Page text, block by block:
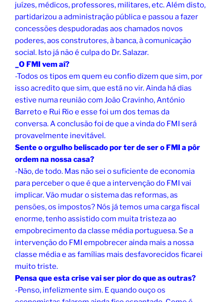
juízes, médicos, professores, militares, etc. Além disto,
partidarizou a administração pública e passou a fazer
concessões despudoradas aos chamados novos
poderes, aos construtores, à banca, à comunicação
social. Isto já não é culpa do Dr. Salazar.
_O FMI vem aí?
-Todos os tipos em quem eu confio dizem que sim, por
isso acredito que sim, que está no vir. Ainda há dias
estive numa reunião com João Cravinho, António
Barreto e Rui Rio e esse foi um dos temas da
conversa. A conclusão foi de que a vinda do FMI será
provavelmente inevitável.
Sente o orgulho beliscado por ter de ser o FMI a pôr
ordem na nossa casa?
-Não, de todo. Mas não sei o suficiente de economia
para perceber o que é que a intervenção do FMI vai
implicar. Vão mudar o sistema das reformas, as
pensões, os impostos? Nós já temos uma carga fiscal
enorme, tenho assistido com muita tristeza ao
empobrecimento da classe média portuguesa. Se a
intervenção do FMI empobrecer ainda mais a nossa
classe média e as famílias mais desfavorecidos ficarei
muito triste.
Pensa que esta crise vai ser pior do que as outras?
-Penso, infelizmente sim. E quando ouço os